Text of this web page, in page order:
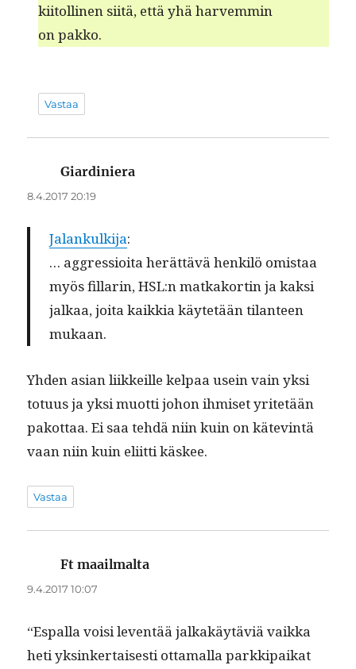
kiitolli­nen siitä, että yhä harvem­min
on pakko.
Vastaa
Giardiniera
8.4.2017 20:19
Jalankulk­i­ja:
… aggres­sioi­ta herät­tävä henkilö omis­taa
myös fil­lar­in, HSL:n matkako­rtin ja kak­si
jalkaa, joi­ta kaikkia käytetään tilanteen
mukaan.
Yhden asian liikkeille kel­paa usein vain yksi
totu­us ja yksi muot­ti johon ihmiset yritetään
pakot­taa. Ei saa tehdä niin kuin on kätev­in­tä
vaan niin kuin eli­it­ti käskee.
Vastaa
Ft maailmalta
9.4.2017 10:07
“Espal­la voisi lev­en­tää jalka­käytäviä vaik­ka
heti yksinker­tais­es­ti otta­mal­la parkkipaikat